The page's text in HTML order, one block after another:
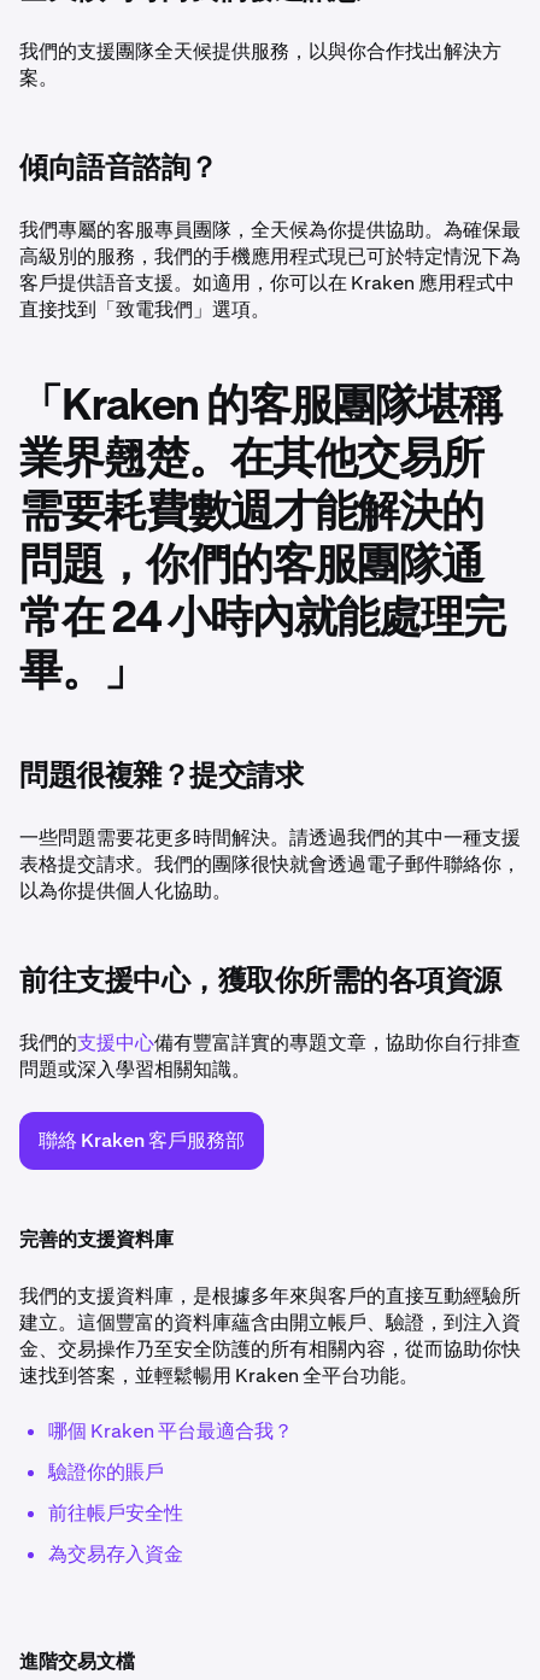
我們的支援團隊全天候提供服務，以與你合作找出解決方
案。
傾向語音諮詢？
我們專屬的客服專員團隊，全天候為你提供協助。為確保最
高級別的服務，我們的手機應用程式現已可於特定情況下為
客戶提供語音支援。如適用，你可以在 Kraken 應用程式中
直接找到「致電我們」選項。
「Kraken 的客服團隊堪稱
業界翹楚。在其他交易所
需要耗費數週才能解決的
問題，你們的客服團隊通
常在 24 小時內就能處理完
畢。」
問題很複雜？提交請求
一些問題需要花更多時間解決。請透過我們的其中一種支援
表格提交請求。我們的團隊很快就會透過電子郵件聯絡你，
以為你提供個人化協助。
前往支援中心，獲取你所需的各項資源
我們的支援中心備有豐富詳實的專題文章，協助你自行排查
問題或深入學習相關知識。
聯絡 Kraken 客戶服務部
完善的支援資料庫
我們的支援資料庫，是根據多年來與客戶的直接互動經驗所
建立。這個豐富的資料庫蘊含由開立帳戶、驗證，到注入資
金、交易操作乃至安全防護的所有相關內容，從而協助你快
速找到答案，並輕鬆暢用 Kraken 全平台功能。
哪個 Kraken 平台最適合我？
驗證你的賬戶
前往帳戶安全性
為交易存入資金
進階交易文檔